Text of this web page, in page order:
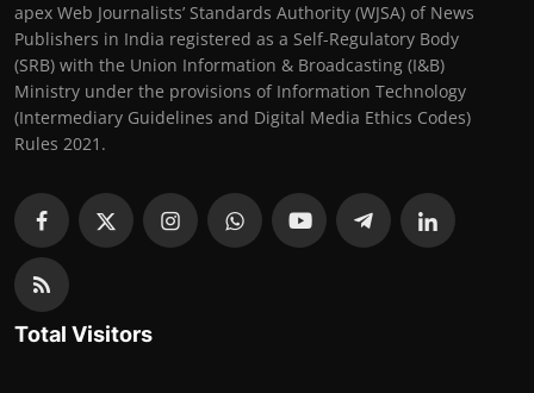
apex Web Journalists’ Standards Authority (WJSA) of News
Publishers in India registered as a Self-Regulatory Body
(SRB) with the Union Information & Broadcasting (I&B)
Ministry under the provisions of Information Technology
(Intermediary Guidelines and Digital Media Ethics Codes)
Rules 2021.
Total Visitors